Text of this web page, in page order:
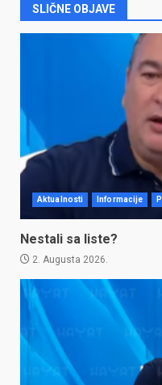
SLIČNE OBJAVE
Aktualnosti Informacije
Nestali sa liste?
2. Augusta 2026.